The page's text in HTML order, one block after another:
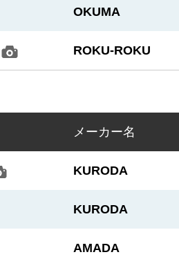
OKUMA
ROKU-ROKU
メーカー名
KURODA
KURODA
AMADA